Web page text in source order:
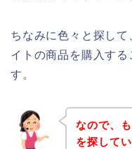
ちなみに色々と探し
イトの商品を購入す
す。
なので、
を探して